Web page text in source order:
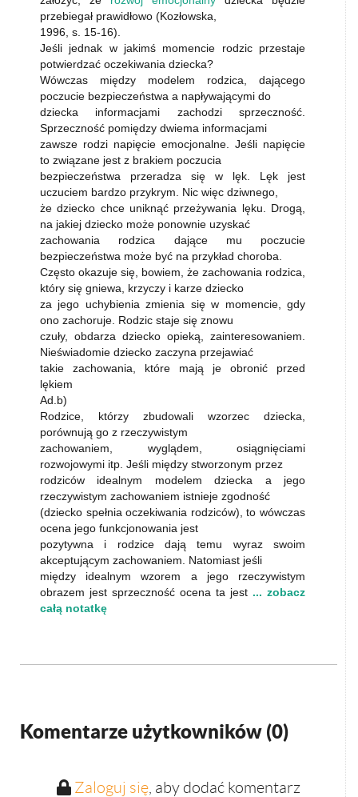
przebiegał prawidłowo (Kozłowska,
1996, s. 15-16).
Jeśli jednak w jakimś momencie rodzic przestaje
potwierdzać oczekiwania dziecka?
Wówczas między modelem rodzica, dającego
poczucie bezpieczeństwa a napływającymi do
dziecka informacjami zachodzi sprzeczność.
Sprzeczność pomiędzy dwiema informacjami
zawsze rodzi napięcie emocjonalne. Jeśli napięcie
to związane jest z brakiem poczucia
bezpieczeństwa przeradza się w lęk. Lęk jest
uczuciem bardzo przykrym. Nic więc dziwnego,
że dziecko chce uniknąć przeżywania lęku. Drogą,
na jakiej dziecko może ponownie uzyskać
zachowania rodzica dające mu poczucie
bezpieczeństwa może być na przykład choroba.
Często okazuje się, bowiem, że zachowania rodzica,
który się gniewa, krzyczy i karze dziecko
za jego uchybienia zmienia się w momencie, gdy
ono zachoruje. Rodzic staje się znowu
czuły, obdarza dziecko opieką, zainteresowaniem.
Nieświadomie dziecko zaczyna przejawiać
takie zachowania, które mają je obronić przed
lękiem
Ad.b)
Rodzice, którzy zbudowali wzorzec dziecka,
porównują go z rzeczywistym
zachowaniem, wyglądem, osiągnięciami
rozwojowymi itp. Jeśli między stworzonym przez
rodziców idealnym modelem dziecka a jego
rzeczywistym zachowaniem istnieje zgodność
(dziecko spełnia oczekiwania rodziców), to wówczas
ocena jego funkcjonowania jest
pozytywna i rodzice dają temu wyraz swoim
akceptującym zachowaniem. Natomiast jeśli
między idealnym wzorem a jego rzeczywistym
obrazem jest sprzeczność ocena ta jest ... zobacz
całą notatkę
Komentarze użytkowników (0)
Zaloguj się, aby dodać komentarz